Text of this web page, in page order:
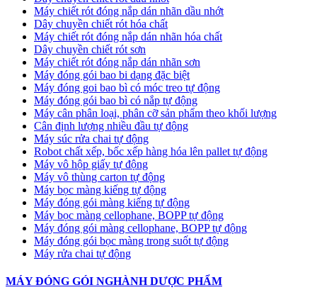
Máy chiết rót đóng nắp dán nhãn dầu nhớt
Dây chuyền chiết rót hóa chất
Máy chiết rót đóng nắp dán nhãn hóa chất
Dây chuyền chiết rót sơn
Máy chiết rót đóng nắp dán nhãn sơn
Máy đóng gói bao bi dạng đặc biệt
Máy đóng goi bao bì có móc treo tự động
Máy đóng gói bao bì có nắp tự động
Máy cân phân loại, phân cỡ sản phẩm theo khối lượng
Cân định lượng nhiều đầu tự động
Máy súc rửa chai tự động
Robot chất xếp, bốc xếp hàng hóa lên pallet tự động
Máy vô hộp giấy tự động
Máy vô thùng carton tự động
Máy bọc màng kiếng tự động
Máy đóng gói màng kiếng tự động
Máy bọc màng cellophane, BOPP tự động
Máy đóng gói màng cellophane, BOPP tự động
Máy đóng gói bọc màng trong suốt tự động
Máy rửa chai tự động
MÁY ĐÓNG GÓI NGHÀNH DƯỢC PHẨM